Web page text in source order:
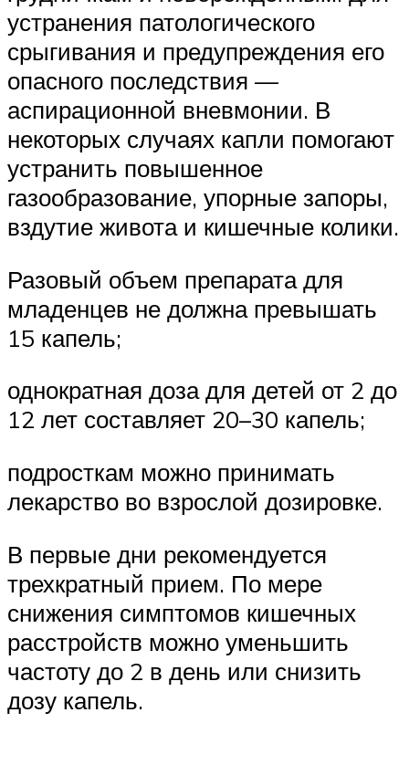
устранения патологического
срыгивания и предупреждения его
опасного последствия —
аспирационной вневмонии. В
некоторых случаях капли помогают
устранить повышенное
газообразование, упорные запоры,
вздутие живота и кишечные колики.
Разовый объем препарата для
младенцев не должна превышать
15 капель;
однократная доза для детей от 2 до
12 лет составляет 20–30 капель;
подросткам можно принимать
лекарство во взрослой дозировке.
В первые дни рекомендуется
трехкратный прием. По мере
снижения симптомов кишечных
расстройств можно уменьшить
частоту до 2 в день или снизить
дозу капель.